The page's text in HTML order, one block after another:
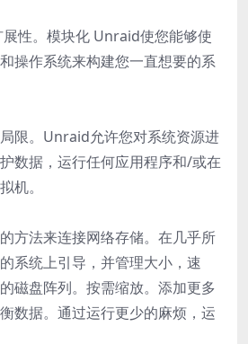
性。模块化 Unraid使您能够使
操作系统来构建您一直想要的系
限。Unraid允许您对系统资源进
数据，运行任何应用程序和/或在
机。
方法来连接网络存储。在几乎所
系统上引导，并管理大小，速
磁盘阵列。按需缩放。添加更多
数据。通过运行更少的麻烦，运